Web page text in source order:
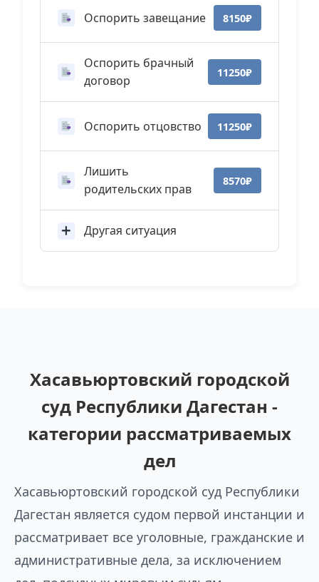
Оспорить завещание 8150₽
Оспорить брачный
договор
11250₽
Оспорить отцовство 11250₽
Лишить
родительских прав
8570₽
Другая ситуация
Хасавьюртовский городской
суд Республики Дагестан -
категории рассматриваемых
дел
Хасавьюртовский городской суд Республики
Дагестан является судом первой инстанции и
рассматривает все уголовные, гражданские и
административные дела, за исключением